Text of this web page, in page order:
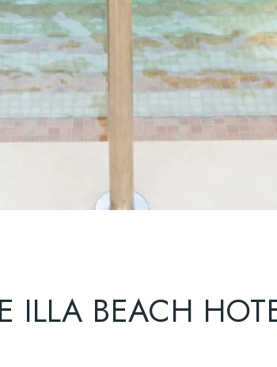
ILLA BEACH